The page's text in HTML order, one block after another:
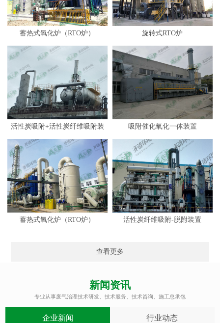
蓄热式氧化炉（RTO炉） 旋转式RTO炉
活性炭吸附+活性炭纤维吸附装
置
吸附催化氧化一体装置
蓄热式氧化炉（RTO炉） 活性炭纤维吸附-脱附装置
查看更多
新闻资讯
专业从事废气治理技术研发、技术服务、技术咨询、施工总承包
企业新闻 行业动态